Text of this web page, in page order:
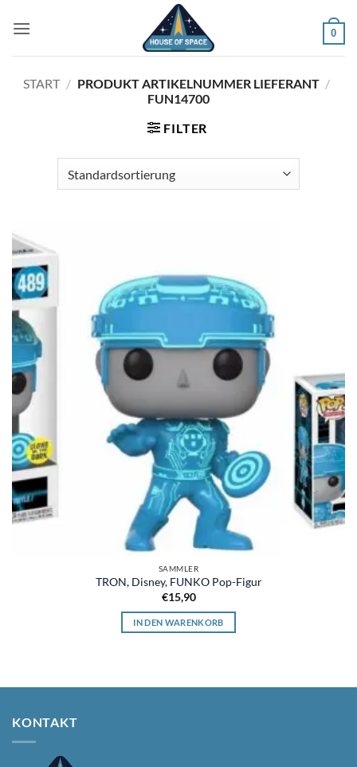
Inhalt
0
START / PRODUKT ARTIKELNUMMER LIEFERANT /
FUN14700
FILTER
SAMMLER
TRON, Disney, FUNKO Pop-Figur
€15,90
IN DEN WARENKORB
KONTAKT